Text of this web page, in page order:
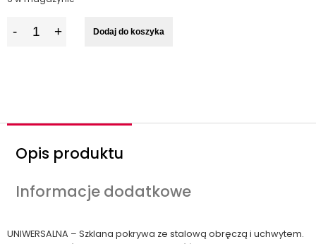
Dodaj do koszyka
Opis produktu
Informacje dodatkowe
UNIWERSALNA – Szklana pokrywa ze stalową obręczą i uchwytem.